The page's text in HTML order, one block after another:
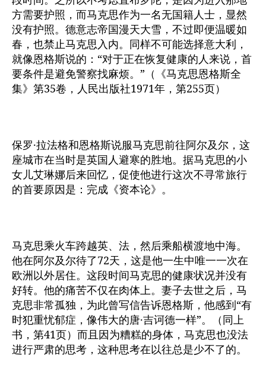
方需要护照，而马克思作为一名无国籍人士，显然
没有护照。德意志帝国漫天大雪，不过即便温暖如
春，也禁止马克思入内。同样不可能选择意大利，
就像恩格斯说的：“对于正在恢复健康的人来说，首
要条件是避免警察找麻烦。”（《马克思恩格斯全
集》第35卷，人民出版社1971年，第255页）
保罗·拉法格和恩格斯说服马克思前往阿尔及尔，这
座城市在当时是英国人避寒的胜地。据马克思的小
女儿艾琳娜后来回忆，促使他进行这次不寻常旅行
的首要原因是：完成《资本论》。
马克思乘火车跨越英、法，然后乘船横渡地中海。
他在阿尔及尔待了72天，这是他一生中唯一一次在
欧洲以外居住。这段时间马克思的健康状况并没有
好转。他的痛苦不仅在肉体上。妻子去世之后，马
克思非常孤独，为此曾写信告诉恩格斯，他感到“有
时犯重忧郁症，像伟大的唐·吉诃德一样”。（同上
书，第41页）而且因为糟糕的身体，马克思也没法
进行严肃的思考，这种思考在以往总是少不了的。